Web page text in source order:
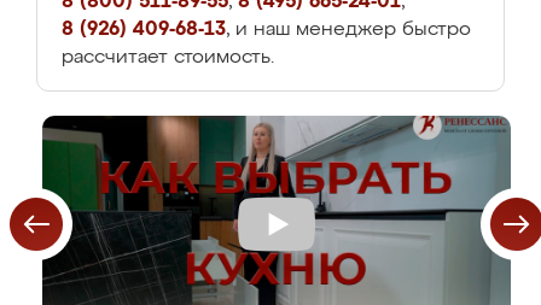
8 (926) 409-68-13, и наш менеджер быстро
рассчитает стоимость.